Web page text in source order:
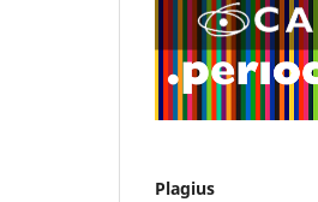
Plagius